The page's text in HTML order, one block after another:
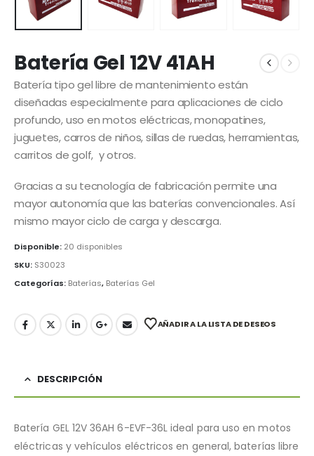
Batería Gel 12V 41AH
Batería tipo gel libre de mantenimiento están
diseñadas especialmente para aplicaciones de ciclo
profundo, uso en motos eléctricas, monopatines,
juguetes, carros de niños, sillas de ruedas, herramientas,
carritos de golf, y otros.
Gracias a su tecnología de fabricación permite una
mayor autonomía que las baterías convencionales. Así
mismo mayor ciclo de carga y descarga.
Disponible: 20 disponibles
SKU: S30023
Categorías: Baterías, Baterías Gel
AÑADIR A LA LISTA DE DESEOS
DESCRIPCIÓN
Batería GEL 12V 36AH 6-EVF-36L ideal para uso en motos
eléctricas y vehículos eléctricos en general, baterías libre